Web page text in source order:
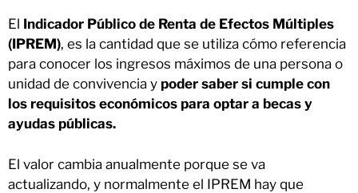
El Indicador Público de Renta de Efectos Múltiples
(IPREM), es la cantidad que se utiliza cómo referencia
para conocer los ingresos máximos de una persona o
unidad de convivencia y poder saber si cumple con
los requisitos económicos para optar a becas y
ayudas públicas.
El valor cambia anualmente porque se va
actualizando, y normalmente el IPREM hay que